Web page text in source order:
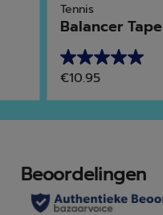
Tennis
Balancer Tape
5.0
van
de
5
1
beoordeling
€10.95